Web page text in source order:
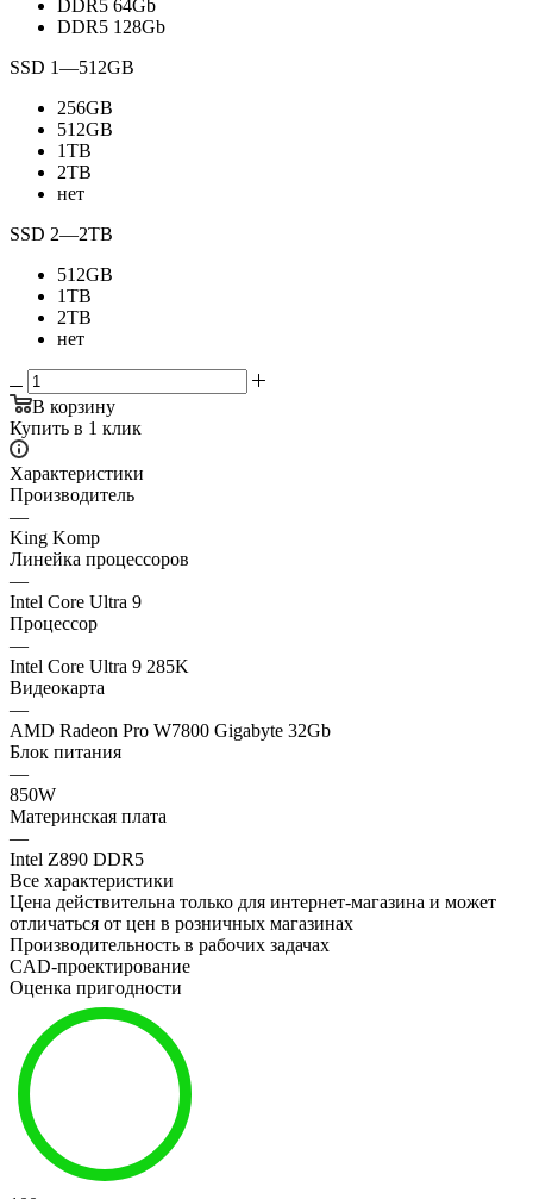
DDR5 64Gb
DDR5 128Gb
SSD 1—512GB
256GB
512GB
1TB
2TB
нет
SSD 2—2TB
512GB
1TB
2TB
нет
В корзину
Купить в 1 клик
Характеристики
Производитель
—
King Komp
Линейка процессоров
—
Intel Core Ultra 9
Процессор
—
Intel Core Ultra 9 285K
Видеокарта
—
AMD Radeon Pro W7800 Gigabyte 32Gb
Блок питания
—
850W
Материнская плата
—
Intel Z890 DDR5
Все характеристики
Цена действительна только для интернет-магазина и может
отличаться от цен в розничных магазинах
Производительность в рабочих задачах
CAD-проектирование
Оценка пригодности